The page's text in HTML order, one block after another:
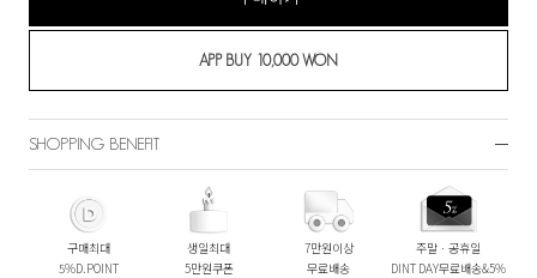
SHOPPING BENEFIT
구매최대
5%D.POINT
생일최대
5만원쿠폰
7만원이상
무료배송
주말ㆍ공휴일
DINT DAY무료배송&5%